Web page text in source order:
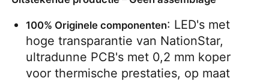
100% Originele componenten: LED's met
hoge transparantie van NationStar,
ultradunne PCB's met 0,2 mm koper
voor thermische prestaties, op maat